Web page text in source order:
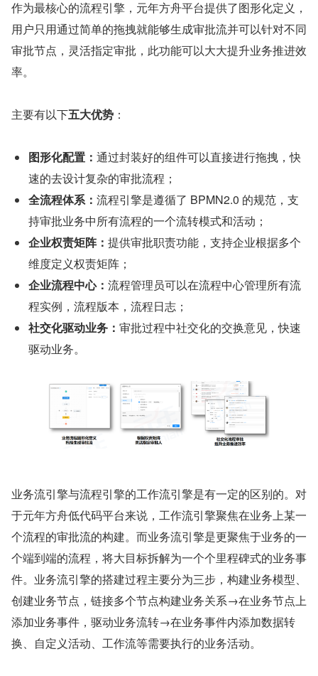
作为最核心的流程引擎，元年方舟平台提供了图形化定义，
用户只用通过简单的拖拽就能够生成审批流并可以针对不同
审批节点，灵活指定审批，此功能可以大大提升业务推进效
率。
主要有以下五大优势 ：
图形化配置： 通过封装好的组件可以直接进行拖拽，快
速的去设计复杂的审批流程；
全流程体系： 流程引擎是遵循了 BPMN2.0 的规范，⽀
持审批业务中所有流程的⼀个流转模式和活动；
企业权责矩阵： 提供审批职责功能，⽀持企业根据多个
维度定义权责矩阵；
企业流程中心： 流程管理员可以在流程中心管理所有流
程实例，流程版本，流程日志；
社交化驱动业务： 审批过程中社交化的交换意见，快速
驱动业务。
业务流引擎与流程引擎的⼯作流引擎是有⼀定的区别的。对
于元年方舟低代码平台来说，⼯作流引擎聚焦在业务上某⼀
个流程的审批流的构建。而业务流引擎是更聚焦于业务的⼀
个端到端的流程，将大目标拆解为⼀个个里程碑式的业务事
件。业务流引擎的搭建过程主要分为三步，构建业务模型、
创建业务节点，链接多个节点构建业务关系→在业务节点上
添加业务事件，驱动业务流转→在业务事件内添加数据转
换、自定义活动、⼯作流等需要执行的业务活动。